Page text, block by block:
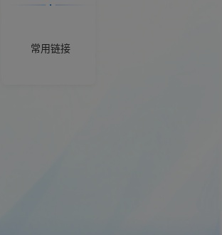
常用链接